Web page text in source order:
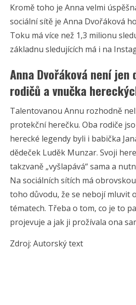
Kromě toho je Anna velmi
sociální sítě je Anna Dvořáková
Toku má více než 1,3 milionu
základnu sledujících má i na
Anna Dvořáková není jen
rodičů a vnučka
Talentovanou Annu rozhodně
protekční herečku. Oba rodiče
herecké legendy byli i babička
dědeček Luděk Munzar. Svoji
takzvaně „vyšlapává“ sama a
Na sociálních sítích má
toho důvodu, že se nebojí mluvit
tématech. Třeba o tom, co je to
projevuje a jak ji prožívala ona
Zdroj: Autorský text